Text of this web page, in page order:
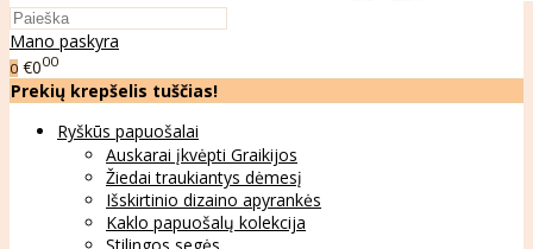
Mano paskyra
0 €000
Prekių krepšelis tuščias!
Ryškūs papuošalai
Auskarai įkvėpti Graikijos
Žiedai traukiantys dėmesį
Išskirtinio dizaino apyrankės
Kaklo papuošalų kolekcija
Stilingos segės